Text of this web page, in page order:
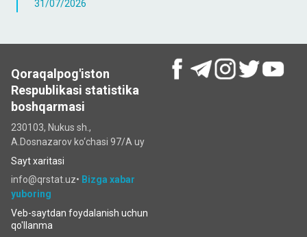
31/07/2026
Qoraqalpog'iston
Respublikasi statistika
boshqarmasi
230103, Nukus sh.,
A.Dosnazarov ko‘chаsi 97/A uy
Sayt xaritasi
info@qrstat.uz• Bizga xabar
yuboring
Veb-saytdan foydalanish uchun
qo'llanma